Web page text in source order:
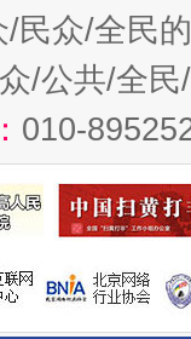
/民众/全民
/公共/全
010-